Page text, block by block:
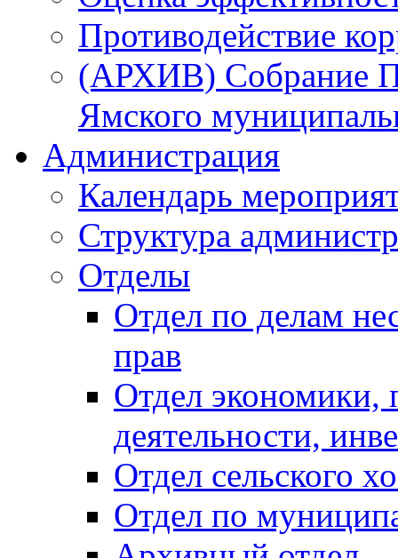
Противодействие
(АРХИВ) Собрание
Ямского
Администрация
Календарь
Структура
Отделы
Отдел по делам
прав
Отдел экономики,
деятельности,
Отдел сельского
Отдел по